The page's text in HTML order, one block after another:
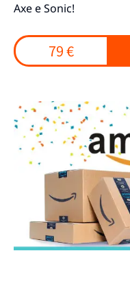
Axe e Sonic!
79 €